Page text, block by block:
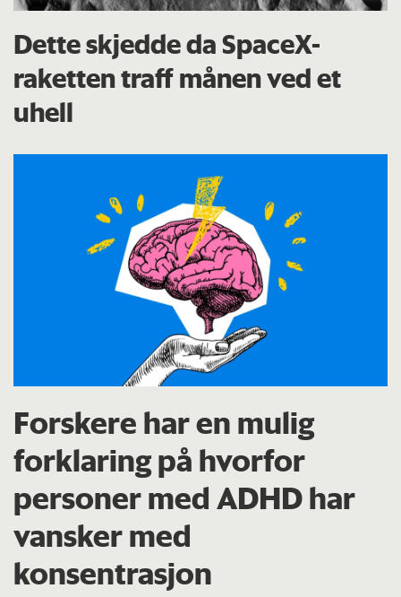
Dette skjedde da SpaceX-
raketten traff månen ved et
uhell
Forskere har en mulig
forklaring på hvorfor
personer med ADHD har
vansker med
konsentrasjon